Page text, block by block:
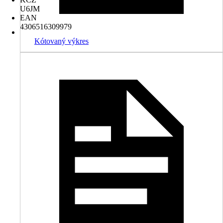
U6JM
EAN
4306516309979
Kótovaný výkres